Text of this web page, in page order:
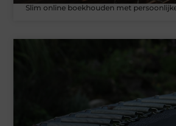
Slim online boekhouden met